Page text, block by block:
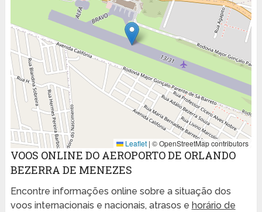
Leaflet | © OpenStreetMap contributors
VOOS ONLINE DO AEROPORTO DE ORLANDO
BEZERRA DE MENEZES
Encontre informações online sobre a situação dos
voos internacionais e nacionais, atrasos e horário de